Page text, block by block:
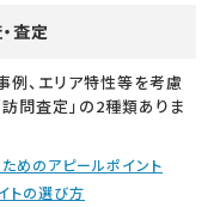
査定
、エリア特性等を考慮
訪問査定」の2種類ありま
めのアピールポイント
トの選び方